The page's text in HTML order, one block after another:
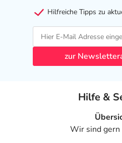
Hilfreiche Tipps zu
zur
Hilfe &
Wir sind gern